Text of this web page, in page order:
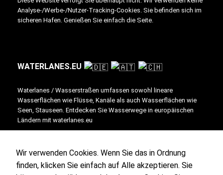
Analyse-/Werbe-/Nutzer-Tracking-Cookies. Sie befinden sich im
sicheren Hafen. Genießen Sie einfach die Seite.
WATERLANES.EU
Waterlanes / Wasserstraßen umfassen sowohl lineare
Wasserflächen wie Flüsse, Kanäle als auch Wasserflächen wie
Seen, Stauseen. Entdecken Sie Wasserwege in europäischen
Ländern mit waterlanes.eu
publisher @ Inventory
Write for us / Für uns schreiben
Wir verwenden Cookies. Wenn Sie das in Ordnung
finden, klicken Sie einfach auf Alle akzeptieren. Sie